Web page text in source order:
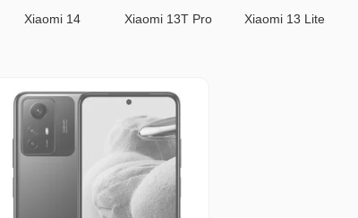
Xiaomi 14 Xiaomi 13T Pro Xiaomi 13 Lite